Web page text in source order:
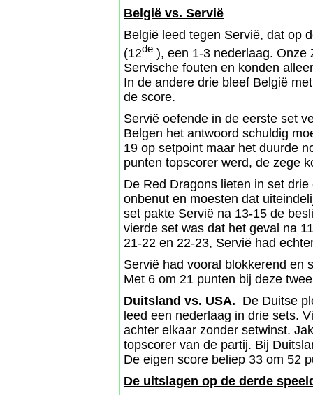
België vs. Servië
België leed tegen Servië, dat op
(12de ), een 1-3 nederlaag. Onze
Servische fouten en konden
In de andere drie bleef België
de score.
Servië oefende in de eerste set
Belgen het antwoord schuldig
19 op setpoint maar het duurde
punten topscorer werd, de zege
De Red Dragons lieten in set
onbenut en moesten dat
set pakte Servië na 13-15 de
vierde set was dat het geval na
21-22 en 22-23, Servië had
Servië had vooral blokkerend en
Met 6 om 21 punten bij deze
Duitsland vs. USA. De Duitse
leed een nederlaag in drie sets.
achter elkaar zonder setwinst.
topscorer van de partij. Bij
De eigen score beliep 33 om 52
De uitslagen op de derde